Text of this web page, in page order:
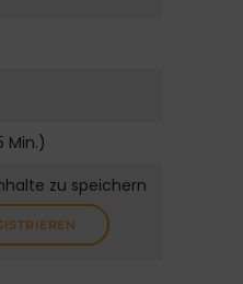
Min.)
zu speichern